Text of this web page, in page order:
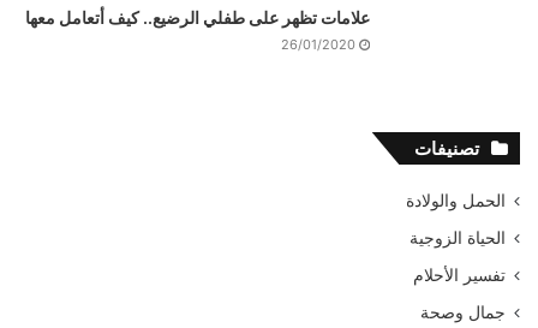
علامات تظهر على طفلي الرضيع.. كيف أتعامل معها
26/01/2020
تصنيفات
الحمل والولادة
الحياة الزوجية
تفسير الأحلام
جمال وصحة